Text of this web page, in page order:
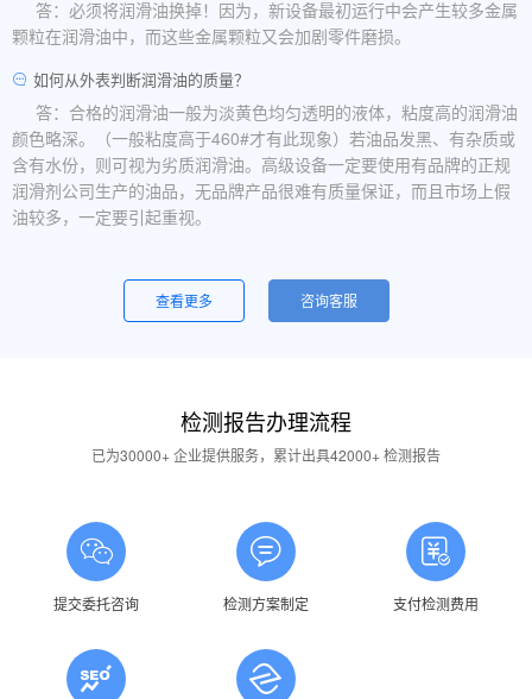
答：必须将润滑油换掉！因为，新设备最初运行中会产生较多金属
颗粒在润滑油中，而这些金属颗粒又会加剧零件磨损。
如何从外表判断润滑油的质量？
答：合格的润滑油一般为淡黄色均匀透明的液体，粘度高的润滑油
颜色略深。（一般粘度高于460#才有此现象）若油品发黑、有杂质或
含有水份，则可视为劣质润滑油。高级设备一定要使用有品牌的正规
润滑剂公司生产的油品，无品牌产品很难有质量保证，而且市场上假
油较多，一定要引起重视。
一般是润滑油质量问题，合格的润滑油使用中不应出现大量泡沫，
用户不应采用会产生泡沫的润滑油。还有一个可能的原因是混油可能
答：一般情况下油品发白是由于油箱进水后造成的，是乳化现象，
应避免水进入润滑油箱体或避免雨水进入已开封的油桶中。具体操作
润滑油的号数是什么意思？
答：根据ISO标准，工业润滑油按40℃ 温度条件下测定的粘度分
为若干个粘度等级，数据越大则粘度越高，因此润滑油的号数指其粘
润滑油粘度高是否说明润滑油质量好？
查看更多 咨询客服
检测报告办理流程
已为30000+ 企业提供服务，累计出具42000+ 检测报告
提交委托咨询 检测方案制定 支付检测费用